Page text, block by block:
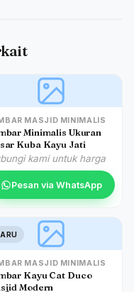
MASJID MINIMALIS
Minimalis Ukuran
Kuba Kayu Jati
kami untuk harga
Pesan via WhatsApp
MASJID MINIMALIS
Kayu Cat Duco
Modern